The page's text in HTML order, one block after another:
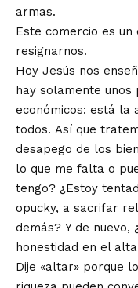
armas.
Este comercio es un
resignarnos.
Hoy Jesús nos
hay solamente unos
económicos: está la
todos. Así que
desapego de los
lo que me falta o
tengo? ¿Estoy
opucky, a sacrifar
demás? Y de
honestidad en el
Dije «altar» porque